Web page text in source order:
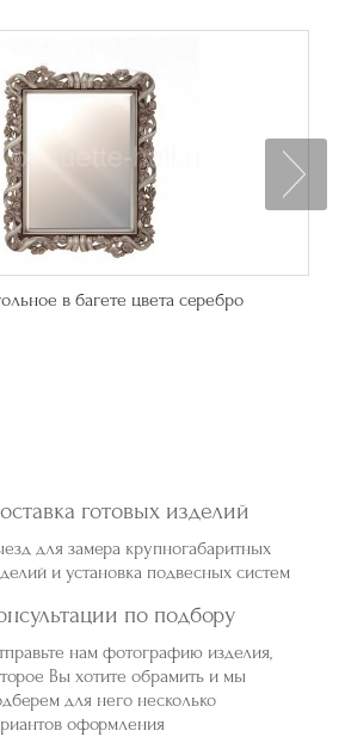
в багете цвета серебро
готовых изделий
для замера крупногабаритных
и установка подвесных систем
по подбору
нам фотографию изделия,
Вы хотите обрамить и мы
для него несколько
оформления